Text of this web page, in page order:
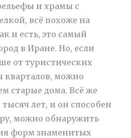
и храмы с
всё похоже на
и есть, это самый
в Иране. Но, если
от туристических
кварталов, можно
старые дома. Всё же
лет, и он способен
можно обнаружить
форм знаменитых